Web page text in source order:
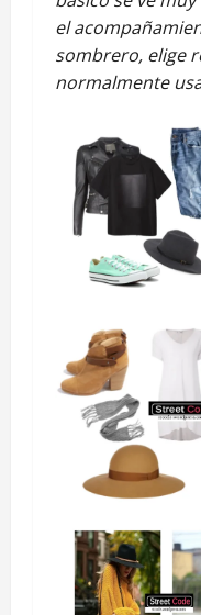
el
sombrero, elige
normalmente